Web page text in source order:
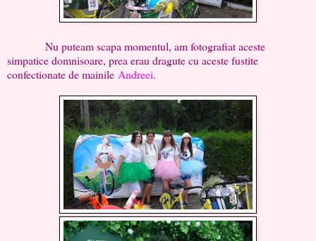
Nu puteam scapa momentul, am fotografiat aceste
simpatice domnisoare, prea erau dragute cu aceste fustite
confectionate de mainile Andreei.